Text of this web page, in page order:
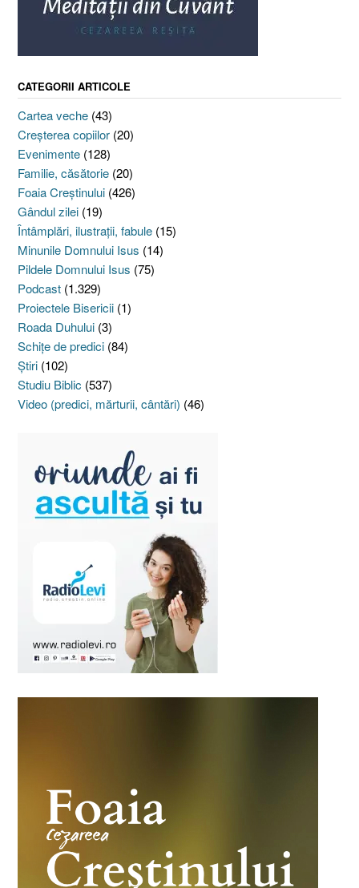
CATEGORII ARTICOLE
Cartea veche (43)
Creşterea copiilor (20)
Evenimente (128)
Familie, căsătorie (20)
Foaia Creştinului (426)
Gândul zilei (19)
Întâmplări, ilustraţii, fabule (15)
Minunile Domnului Isus (14)
Pildele Domnului Isus (75)
Podcast (1.329)
Proiectele Bisericii (1)
Roada Duhului (3)
Schiţe de predici (84)
Ştiri (102)
Studiu Biblic (537)
Video (predici, mărturii, cântări) (46)